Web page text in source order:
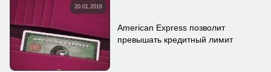
20.01.2016
American Express позволит
превышать кредитный лимит